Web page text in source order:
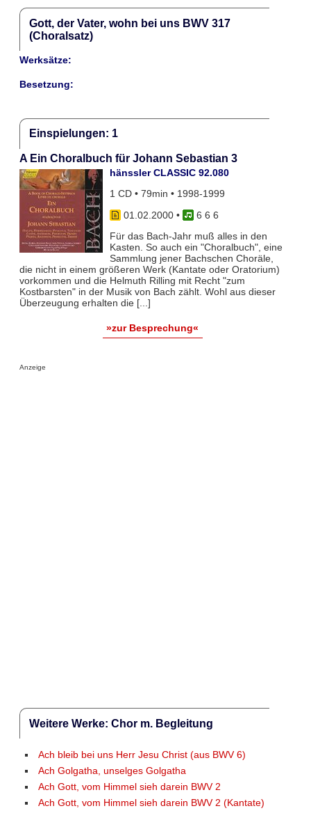
Gott, der Vater, wohn bei uns BWV 317
(Choralsatz)
Werksätze:
Besetzung:
Einspielungen: 1
A Ein Choralbuch für Johann Sebastian 3
hänssler CLASSIC 92.080
1 CD • 79min • 1998-1999
01.02.2000•
6 6 6
Für das Bach-Jahr muß alles in den
Kasten. So auch ein "Choralbuch", eine
Sammlung jener Bachschen Choräle,
die nicht in einem größeren Werk (Kantate oder Oratorium)
vorkommen und die Helmuth Rilling mit Recht "zum
Kostbarsten" in der Musik von Bach zählt. Wohl aus dieser
Überzeugung erhalten die [...]
»zur Besprechung«
Anzeige
Weitere Werke: Chor m. Begleitung
Ach bleib bei uns Herr Jesu Christ (aus BWV 6)
Ach Golgatha, unselges Golgatha
Ach Gott, vom Himmel sieh darein BWV 2
Ach Gott, vom Himmel sieh darein BWV 2 (Kantate)